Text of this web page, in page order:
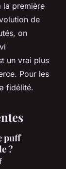
la première
de
on
un vrai plus
Pour les
fidélité.
puff
?